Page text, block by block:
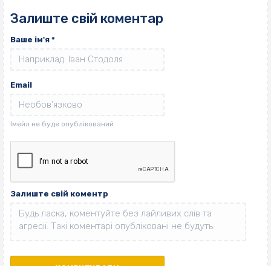
Залиште свій коментар
Ваше ім'я *
Email
Залиште свій коментр